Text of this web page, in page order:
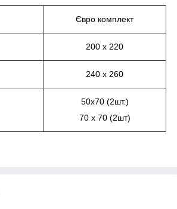
Євро комплект
200 х 220
240 х 260
50х70 (2шт.)
70 х 70 (2шт)